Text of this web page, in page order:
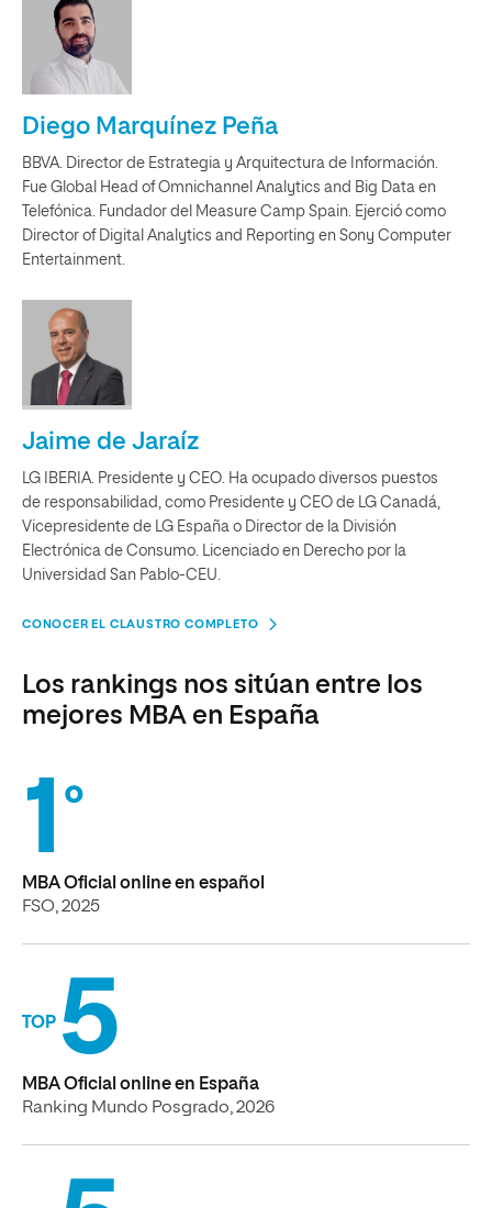
Diego Marquínez Peña
BBVA. Director de Estrategia y Arquitectura de Información.
Fue Global Head of Omnichannel Analytics and Big Data en
Telefónica. Fundador del Measure Camp Spain. Ejerció como
Director of Digital Analytics and Reporting en Sony Computer
Entertainment.
Jaime de Jaraíz
LG IBERIA. Presidente y CEO. Ha ocupado diversos puestos
de responsabilidad, como Presidente y CEO de LG Canadá,
Vicepresidente de LG España o Director de la División
Electrónica de Consumo. Licenciado en Derecho por la
Universidad San Pablo-CEU.
CONOCER EL CLAUSTRO COMPLETO
Los rankings nos sitúan entre los
mejores MBA en España
1 º
MBA Oficial online en español
FSO, 2025
TOP 5
MBA Oficial online en España
Ranking Mundo Posgrado, 2026